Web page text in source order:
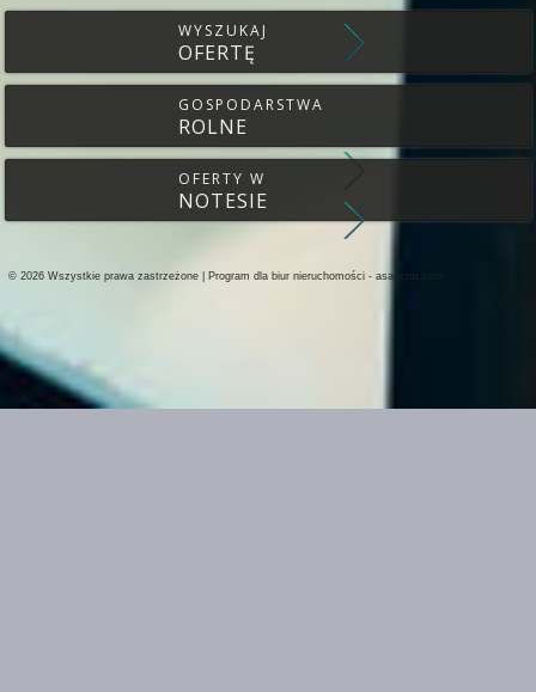
WYSZUKAJ
OFERTĘ
GOSPODARSTWA
ROLNE
OFERTY W
NOTESIE
© 2026 Wszystkie prawa zastrzeżone | Program dla biur nieruchomości - asaricrm.com
Ta strona używa plików cookies. Kontynuując przeglądanie naszej strony,
ustawieniami przeglądarki i Polityką Prywatności.
Klikając "Akceptuję" zgadasz się na wykorzystywanie przez nas plików
Akceptuję